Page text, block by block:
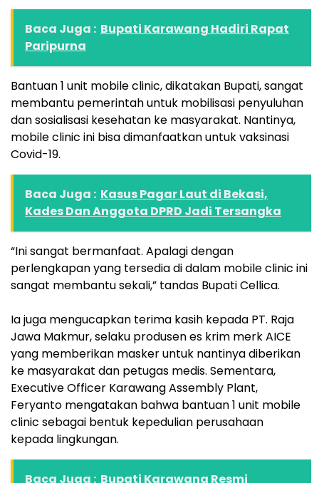
Baca Juga : Bupati Karawang Hadiri Rapat
Paripurna
Bantuan 1 unit mobile clinic, dikatakan Bupati, sangat
membantu pemerintah untuk mobilisasi penyuluhan
dan sosialisasi kesehatan ke masyarakat. Nantinya,
mobile clinic ini bisa dimanfaatkan untuk vaksinasi
Covid-19.
Baca Juga : Kasus Pagar Laut di Bekasi,
Kades Dan Anggota DPRD Jadi Tersangka
“Ini sangat bermanfaat. Apalagi dengan
perlengkapan yang tersedia di dalam mobile clinic ini
sangat membantu sekali,” tandas Bupati Cellica. ‎
‎Ia juga mengucapkan terima kasih kepada PT. Raja
Jawa Makmur, selaku produsen es krim merk AICE
yang memberikan masker untuk nantinya diberikan
ke masyarakat dan petugas medis. Sementara,
Executive Officer Karawang Assembly Plant,
Feryanto mengatakan bahwa bantuan 1 unit mobile
clinic sebagai bentuk kepedulian perusahaan
kepada lingkungan.
Baca Juga : Bupati Karawang Resmi